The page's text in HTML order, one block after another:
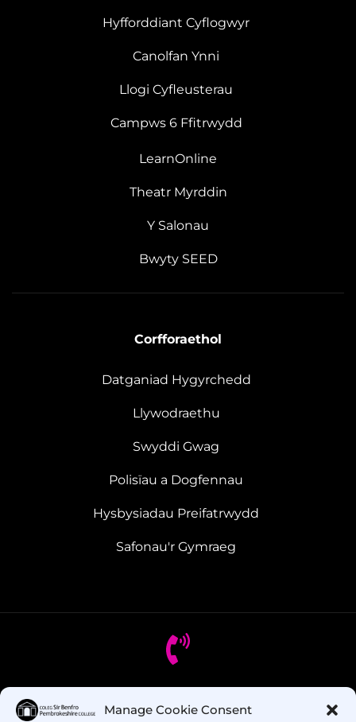
Manage Cookie Consent
Hyfforddiant Cyflogwyr
Canolfan Ynni
Llogi Cyfleusterau
Campws 6 Ffitrwydd
LearnOnline
Theatr Myrddin
Y Salonau
Bwyty SEED
Corfforaethol
Datganiad Hygyrchedd
Llywodraethu
Swyddi Gwag
Polisïau a Dogfennau
Hysbysiadau Preifatrwydd
Safonau'r Gymraeg
Oes gennych chi gwestiynau? Ffoniwch ni!